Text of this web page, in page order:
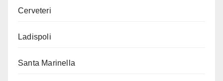
Cerveteri
Ladispoli
Santa Marinella